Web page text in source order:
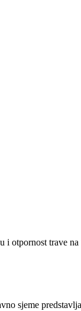
i otpornost trave
sjeme